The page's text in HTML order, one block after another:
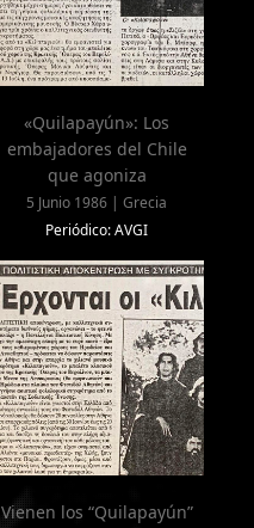
«Quilapayún»: Los
embajadores del Chile
que agoniza
5 Junio 1986 | Grecia
Periódico: AVGI
Vienen los “Quilapayún”